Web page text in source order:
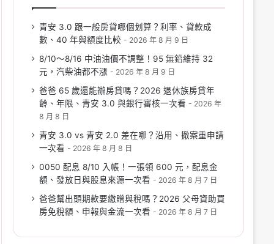
青安 3.0 跟一般房貸哪個划算？利率、貸款成
數、40 年與額度比較
2026 年 8 月 9 日
8/10～8/16 中油油價不調整！95 無鉛維持 32
元，汽柴油都不漲
2026 年 8 月 9 日
爸爸 65 歲還能辦房貸嗎？2026 退休族房貸年
齡、年限、青安 3.0 與銀行審核一次看
2026 年
8 月 8 日
青安 3.0 vs 青安 2.0 差在哪？沿用、撤案重申請
一次看
2026 年 8 月 8 日
0050 配息 8/10 入帳！一張領 600 元，配息金
額、發放日與股息來源一次看
2026 年 8 月 7 日
爸爸幫出頭期款要繳贈與稅嗎？2026 父母資助買
房免稅額、申報與金流一次看
2026 年 8 月 7 日